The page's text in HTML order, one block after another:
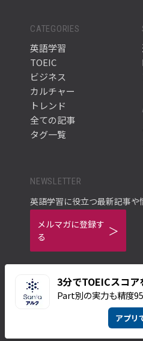
3分でTOEICスコア
Part別の実力も精度
アプリ
CATEGORIES
英語学習
TOEIC
ビジネス
カルチャー
トレンド
全ての記事
タグ一覧
NEWSLETTER
英語学習に役立つ最新記事や
メルマガに登録す
る
プライバシーポリ